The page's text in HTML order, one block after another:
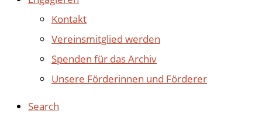
Kontakt
Vereinsmitglied werden
Spenden für das Archiv
Unsere Förderinnen und Förderer
Search